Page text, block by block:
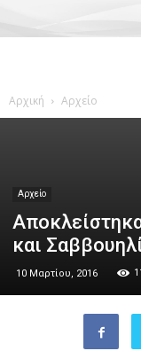
Αρχική Αρχείο
Αρχείο
και
10 Μαρτίου, 2016